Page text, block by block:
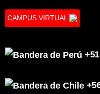
CAMPUS VIRTUAL